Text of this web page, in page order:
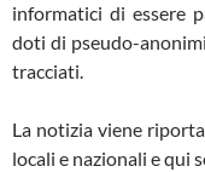
informatici di essere
doti di pseudo-
tracciati.
La notizia viene
locali e nazionali e qui